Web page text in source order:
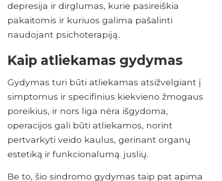
depresija ir dirglumas, kurie pasireiškia
pakaitomis ir kuriuos galima pašalinti
naudojant psichoterapiją..
Kaip atliekamas gydymas
Gydymas turi būti atliekamas atsižvelgiant į
simptomus ir specifinius kiekvieno žmogaus
poreikius, ir nors liga nėra išgydoma,
operacijos gali būti atliekamos, norint
pertvarkyti veido kaulus, gerinant organų
estetiką ir funkcionalumą. juslių.
Be to, šio sindromo gydymas taip pat apima